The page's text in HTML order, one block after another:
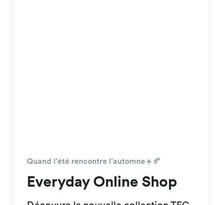
Quand l’été rencontre l’automne☀️🍂
Everyday Online Shop